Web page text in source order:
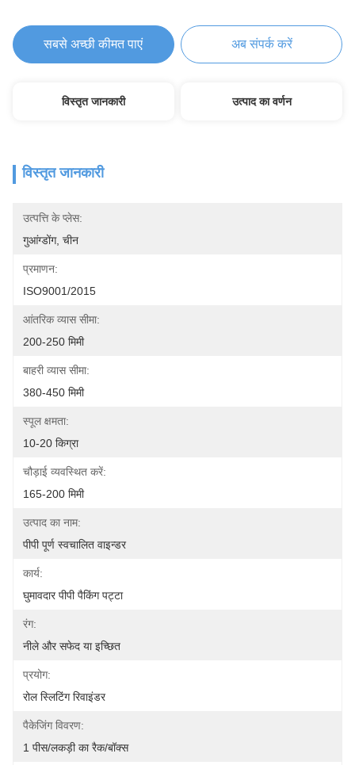
सबसे अच्छी कीमत पाएं अब संपर्क करें
विस्तृत जानकारी उत्पाद का वर्णन
विस्तृत जानकारी
उत्पत्ति के प्लेस:
गुआंग्डोंग, चीन
प्रमाणन:
ISO9001/2015
आंतरिक व्यास सीमा:
200-250 मिमी
बाहरी व्यास सीमा:
380-450 मिमी
स्पूल क्षमता:
10-20 किग्रा
चौड़ाई व्यवस्थित करें:
165-200 मिमी
उत्पाद का नाम:
पीपी पूर्ण स्वचालित वाइन्डर
कार्य:
घुमावदार पीपी पैकिंग पट्टा
रंग:
नीले और सफेद या इच्छित
प्रयोग:
रोल स्लिटिंग रिवाइंडर
पैकेजिंग विवरण:
1 पीस/लकड़ी का रैक/बॉक्स